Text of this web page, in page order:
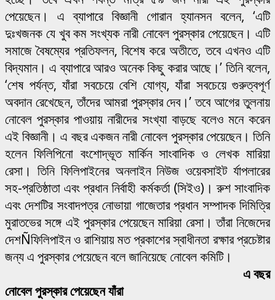
পেয়েছেন। এ ব্যাপারে বিজ্ঞানী গোরান হ্যানসন বলেন, ‘এটি
দুঃখজনক যে খুব কম সংখ্যক নারী নোবেল পুরস্কার পেয়েছেন। এটি
সমাজে বৈষম্যের প্রতিফলন, বিশেষ করে অতীতে, তবে এখনও এটি
বিদ্যমান। এ ব্যাপারে আরও অনেক কিছু করার আছে।’ তিনি বলেন,
‘শেষ পর্যন্ত, যাঁরা সবচেয়ে বেশি যোগ্য, যাঁরা সবচেয়ে গুরুত্বপূর্ণ
অবদান রেখেছেন, তাঁদের আমরা পুরস্কার দেব।’ তবে আগের তুলনায়
নোবেল পুরস্কার পাওয়ায় নারীদের সংখ্যা বাড়ছে বলেও মনে করেন
এই বিজ্ঞানী। এ বছর একজন নারী নোবেল পুরস্কার পেয়েছেন। তিনি
হলেন ফিলিপিনো বংশোদ্ভূত মার্কিন সাংবাদিক ও লেখক মারিয়া
রেসা। তিনি ফিলিপাইনের অনলাইন নিউজ ওয়েবসাইট র্যাপলারের
সহ-প্রতিষ্ঠাতা এবং প্রধান নির্বাহী কর্মকর্তা (সিইও)। রুশ সাংবাদিক
এবং দেশটির সংবাদপত্র নোভায়া গাজেতার প্রধান সম্পাদক দিমিত্রি
মুরাতভের সঙ্গে এই পুরস্কার পেয়েছেন মারিয়া রেসা। তাঁরা নিজেদের
দেশÑফিলিপাইন ও রাশিয়ায় মত প্রকাশের স্বাধীনতা রক্ষার প্রচেষ্টার
জন্য এ পুরস্কার পেয়েছেন বলে জানিয়েছে নোবেল কমিটি।
এ বছর
নোবেল পুরস্কার পেয়েছেন যাঁরা